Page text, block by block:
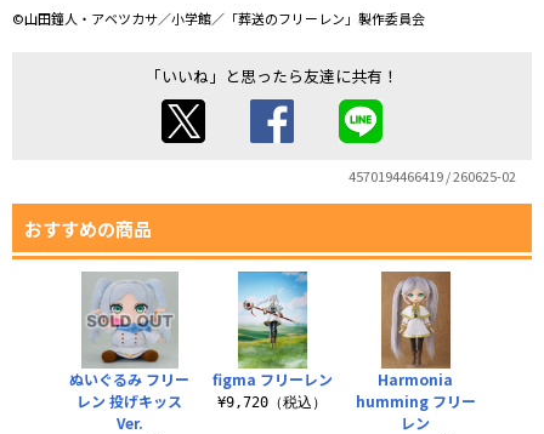
©山田鐘人・アベツカサ／小学館／「葬送のフリーレン」製作委員会
「いいね」と思ったら友達に共有！
4570194466419 / 260625-02
おすすめの商品
figma フリーレン
¥9,720（税込）
Harmonia
humming フリー
レン
ぬいぐるみ フリー
レン 投げキッス
Ver.